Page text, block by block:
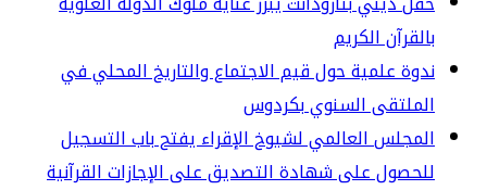
الكريم
علمية حول قيم الاجتماع والتاريخ المحلي في
السنوي بكردوس
العالمي لشيوخ الإقراء يفتح باب التسجيل
على شهادة التصديق على الإجازات القرآنية